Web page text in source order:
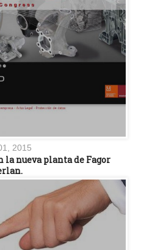
2015
la nueva planta de Fagor